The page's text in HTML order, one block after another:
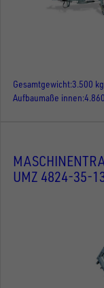
Gesamtgewicht3.500 kg
Aufbaumaße innen
UMZ 4824-35-